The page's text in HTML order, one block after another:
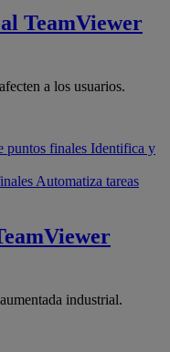
TeamViewer
a los usuarios.
puntos finales Identifica y
Automatiza tareas
industrial.